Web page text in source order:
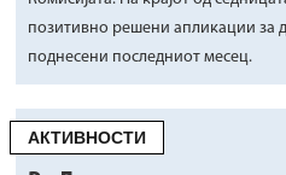
позитивно решени апликации за
поднесени последниот месец.
АКТИВНОСТИ